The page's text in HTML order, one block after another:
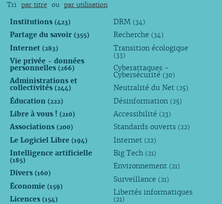
Tri par titre ou par utilisation
Institutions (423)
Partage du savoir (355)
Internet (283)
Vie privée - données
personnelles (266)
Administrations et
collectivités (244)
Éducation (222)
Libre à vous ! (210)
Associations (200)
Le Logiciel Libre (194)
Intelligence artificielle
(185)
Divers (160)
Économie (159)
Licences (154)
DRM (34)
Recherche (34)
Transition écologique
(33)
Cyberattaques -
Cybersécurité (30)
Neutralité du Net (25)
Désinformation (25)
Accessibilité (23)
Standards ouverts (22)
Internet (22)
Big Tech (21)
Environnement (21)
Surveillance (21)
Libertés informatiques
(21)